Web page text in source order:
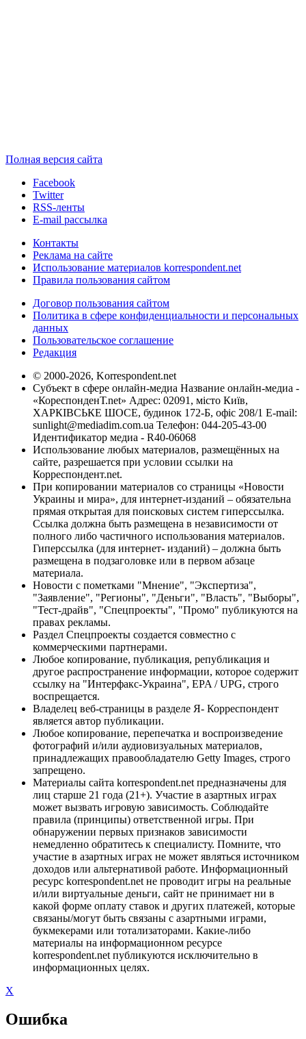
Полная версия сайта
Facebook
Twitter
RSS-ленты
E-mail рассылка
Контакты
Реклама на сайте
Использование материалов korrespondent.net
Правила пользования сайтом
Договор пользования сайтом
Политика в сфере конфиденциальности и персональных
данных
Пользовательское соглашение
Редакция
© 2000-2026, Korrespondent.net
Субъект в сфере онлайн-медиа Название онлайн-медиа -
«КореспонденТ.net» Адрес: 02091, місто Київ,
ХАРКІВСЬКЕ ШОСЕ, будинок 172-Б, офіс 208/1 E-mail:
sunlight@mediadim.com.ua Телефон: 044-205-43-00
Идентификатор медиа - R40-06068
Использование любых материалов, размещённых на
сайте, разрешается при условии ссылки на
Корреспондент.net.
При копировании материалов со страницы «Новости
Украины и мира», для интернет-изданий – обязательна
прямая открытая для поисковых систем гиперссылка.
Ссылка должна быть размещена в независимости от
полного либо частичного использования материалов.
Гиперссылка (для интернет- изданий) – должна быть
размещена в подзаголовке или в первом абзаце
материала.
Новости с пометками "Мнение", "Экспертиза",
"Заявление", "Регионы", "Деньги", "Власть", "Выборы",
"Тест-драйв", "Спецпроекты", "Промо" публикуются на
правах рекламы.
Раздел Спецпроекты создается совместно с
коммерческими партнерами.
Любое копирование, публикация, републикация и
другое распространение информации, которое содержит
ссылку на "Интерфакс-Украина", EPA / UPG, строго
воспрещается.
Владелец веб-страницы в разделе Я- Корреспондент
является автор публикации.
Любое копирование, перепечатка и воспроизведение
фотографий и/или аудиовизуальных материалов,
принадлежащих правообладателю Getty Images, строго
запрещено.
Материалы сайта korrespondent.net предназначены для
лиц старше 21 года (21+). Участие в азартных играх
может вызвать игровую зависимость. Соблюдайте
правила (принципы) ответственной игры. При
обнаружении первых признаков зависимости
немедленно обратитесь к специалисту. Помните, что
участие в азартных играх не может являться источником
доходов или альтернативой работе. Информационный
ресурс korrespondent.net не проводит игры на реальные
и/или виртуальные деньги, сайт не принимает ни в
какой форме оплату ставок и других платежей, которые
связаны/могут быть связаны с азартными играми,
букмекерами или тотализаторами. Какие-либо
материалы на информационном ресурсе
korrespondent.net публикуются исключительно в
информационных целях.
X
Ошибка